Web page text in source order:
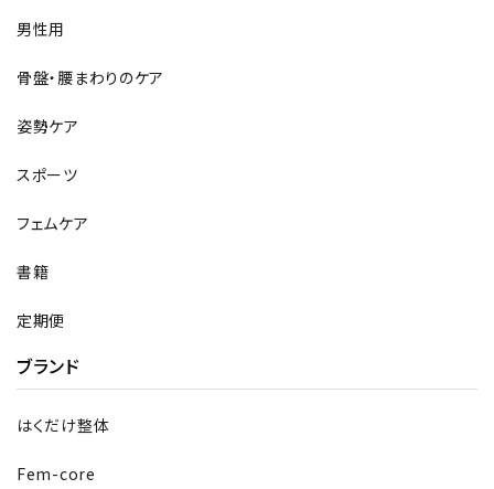
男性用
骨盤・腰まわりのケア
姿勢ケア
スポーツ
フェムケア
書籍
定期便
ブランド
はくだけ整体
Fem-core